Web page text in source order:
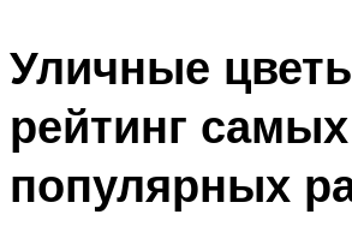
Уличные
рейтинг самых
популярных